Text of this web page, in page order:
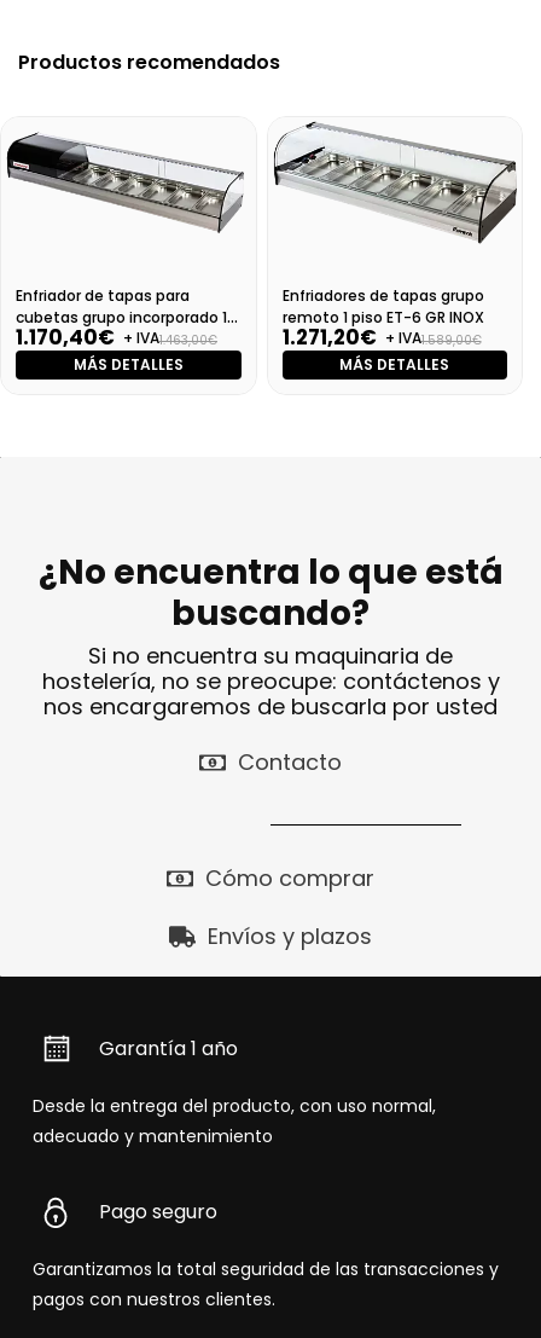
Productos recomendados
Enfriador de tapas para
cubetas grupo incorporado 1
piso
1.170,40€ + IVA1.463,00€
MÁS DETALLES
Enfriadores de tapas grupo
remoto 1 piso ET-6 GR INOX
1.271,20€ + IVA1.589,00€
MÁS DETALLES
¿No encuentra lo que está
buscando?
Si no encuentra su maquinaria de
hostelería, no se preocupe: contáctenos y
nos encargaremos de buscarla por usted
Contacto
Cómo comprar
Envíos y plazos
Garantía 1 año
Desde la entrega del producto, con uso normal,
adecuado y mantenimiento
Pago seguro
Garantizamos la total seguridad de las transacciones y
pagos con nuestros clientes.